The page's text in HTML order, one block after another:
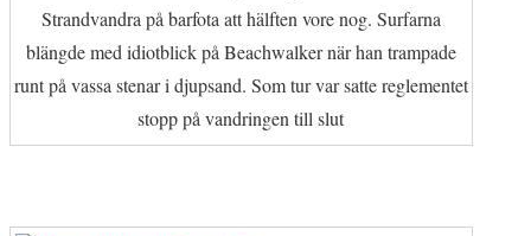
Strandvandra på barfota att hälften vore nog. Surfarna
blängde med idiotblick på Beachwalker när han trampade
runt på vassa stenar i djupsand. Som tur var satte reglementet
stopp på vandringen till slut